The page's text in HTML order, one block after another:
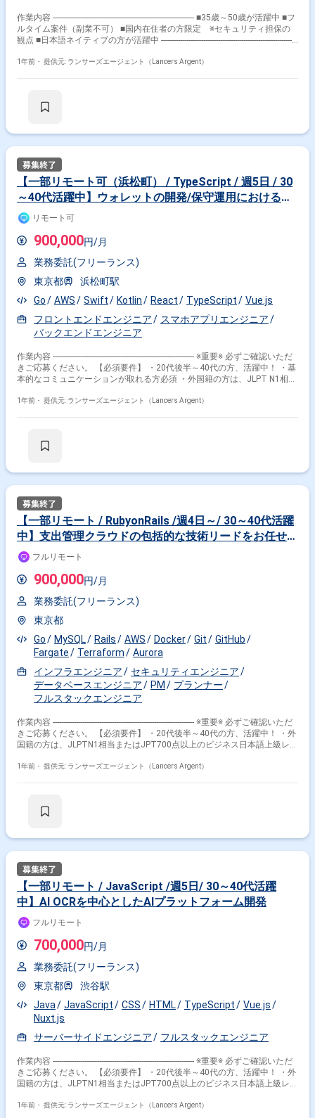
作業内容 ------------------------------------------------------------------- ■35歳～50歳が活躍中 ■フ
ルタイム案件（副業不可） ■国内在住者の方限定 ※セキュリティ担保の
観点 ■日本語ネイティブの方が活躍中 -----------------------------------------------------------------
る企業です。 買い物をきっかけとして人との関わり発生し、それが楽しい
クトメンバー13名。 アーリーな事業・組織フェーズ。事業も組織文化
いたアーキテクチャの設計 ・パフォーマンスチューニング、モニタリン
グ、アラート対応 ・ユーザーの行動ログなどの定量的・定性的な分析によ
る施策の効果測定とサービス改善 【開発環境】 ・開発環境：Xcode ・開
発言語：Swift ・UI：SwiftUI/UIKit ・API通信：
BigQuery/DataStudio ・モニタリング：Crashlytics,BigQuery ・CI/CD：
・開発手法:Agile(Scrum) 【求める人物像】 ・0→1の事業フェーズで成果
資家陣に支えられたプロダクトの進化に携わりたい方 ・エンタメ/コミュ
ニティ/ソーシャルな買い物体験が訪れる世界を信じている方 ・10兆円を
超える巨大市場にてチャレンジしたい方 ・ECはもっと進化できると信じ
ている方 【稼働条件】 ・12月開始 【勤務形態】 基本フルリモ―ト ※月1-2
ックスタイム制
1年前・ 提供元: ランサーズエージェント（Lancers Argent）
【一部リモート可（浜松町） / TypeScript / 週5日 / 30
～40代活躍中】ウォレットの開発/保守運用における技
術リード
リモート可
900,000円/月
業務委託(フリーランス)
東京都
浜松町駅
Go
AWS Swift Kotlin React TypeScript
Vue.js
フロントエンドエンジニア
スマホアプリエンジニア
バックエンドエンジニア
作業内容 ------------------------------------------------------------------- ※重要※ 必ずご確認いただ
きご応募ください。 【必須要件】 ・20代後半～40代の方、活躍中！ ・基
本的なコミュニケーションが取れる方必須 ・外国籍の方は、JLPT N1相当
（副業不可） ・エンジニア実務経験3年以上必須 ---------------------------------------------
術リードを担当していただきます。 弊社ではウォレットに関する基盤技術
内容： - 基盤技術の開発/保守運用 - ウォレットアプリケーション
(Web/iOS/Android)の開発/保守運用 - 複数チェーンへのウォレット対応 -
AptosエンジニアチームとのR&D - 対外向けの技術ドキュメント作成 ■開発
環境 フロントエンド：TypeScript - React/Vue バックエンド：Golang イン
なタスクを考え、自分で動き、また人を動かすことが出来る人 ・他部署の
いかけ、自らのプロダクトに対して効果的な適用を試みれる人 ■働き方 稼
イム：10:00〜17:00 ※チームによって異なる可能性あり 稼働場
所：週3日出社、その他リモート ※火・木曜日リモート勤務
（体調不良の場合などは別日も考慮） 出社場所： 「浜松町」 徒歩 7分
時間幅 ：140-180時間 PC貸与 ：貸与（Mac） ※Windowsも
相談可能
1年前・ 提供元: ランサーズエージェント（Lancers Argent）
【一部リモート / RubyonRails /週4日～/ 30～40代活躍
中】支出管理クラウドの包括的な技術リードをお任せし
ます！フルリモート
900,000円/月
業務委託(フリーランス)
東京都
Go
MySQL Rails AWS Docker Git
GitHub
Fargate
Terraform
Aurora
インフラエンジニア
セキュリティエンジニア
データベースエンジニア
PM
プランナー
フルスタックエンジニア
作業内容 ------------------------------------------------------------------- ※重要※ 必ずご確認いただ
きご応募ください。 【必須要件】 ・20代後半～40代の方、活躍中！ ・外
国籍の方は、JLPTN1相当またはJPT700点以上のビジネス日本語上級レベ
------------------------------------------------------------------- 【企業】 IT技術を活用して法人向け
し、顧客の購買行動分析など高度なサービスでこれにより、幅広いクライ
ム設計 詳細設計・実装 ・DDDを取り入れた設計指針の下でのアプリケー
ション実装 ・既存機能の再設計・リファクタリングによる技術的負債の解
消 プロジェクトマネジメント ・大規模開発の進捗管理 ・外部の協力会社
とのリソース調整 ・社内のステークホルダーとの調整業務 ・開発生産性
ペアプログラミングによるコード品質の向上、知識共有 【開発環境】 バ
ド:RubyonRails/Unicorn/Nginx/PostgreSQL/Redis,Docker/Elasticsearch
components/Storybook/Webpack インフ
ラ:AWS(EC2/RDS/ElastiCache/S3/ElasticsearchService/Lambda/
など)/Ansible/Datadog/CircleCI/EngineYard その他主要なツー
ル:GitHub/Slack/JIRA/Notion 【稼働条件】 ・11月から稼働 ・週4〜5での
稼働、かつ長期での契約が可能な方 ・正社員とともにスクラムイベントに
参加できる方 ・フルリモート可 ・勤務時間09:30-18:30
1年前・ 提供元: ランサーズエージェント（Lancers Argent）
【一部リモート / JavaScript /週5日/ 30～40代活躍
中】AI OCRを中心としたAIプラットフォーム開発
フルリモート
700,000円/月
業務委託(フリーランス)
東京都
渋谷駅
Java
JavaScript CSS HTML TypeScript
Vue.js
Nuxt.js
サーバーサイドエンジニア
フルスタックエンジニア
作業内容 ------------------------------------------------------------------- ※重要※ 必ずご確認いただ
きご応募ください。 【必須要件】 ・20代後半～40代の方、活躍中！ ・外
国籍の方は、JLPTN1相当またはJPT700点以上のビジネス日本語上級レベ
------------------------------------------------------------------- 【会社概要】 弊社は、銀行や通信、
1年前・ 提供元: ランサーズエージェント（Lancers Argent）